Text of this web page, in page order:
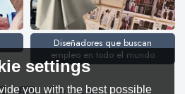
Diseñadores que buscan
empleo en todo el mundo
settings
you with the best possible